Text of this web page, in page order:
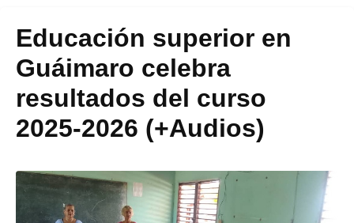
Educación superior en
Guáimaro celebra
resultados del curso
2025-2026 (+Audios)